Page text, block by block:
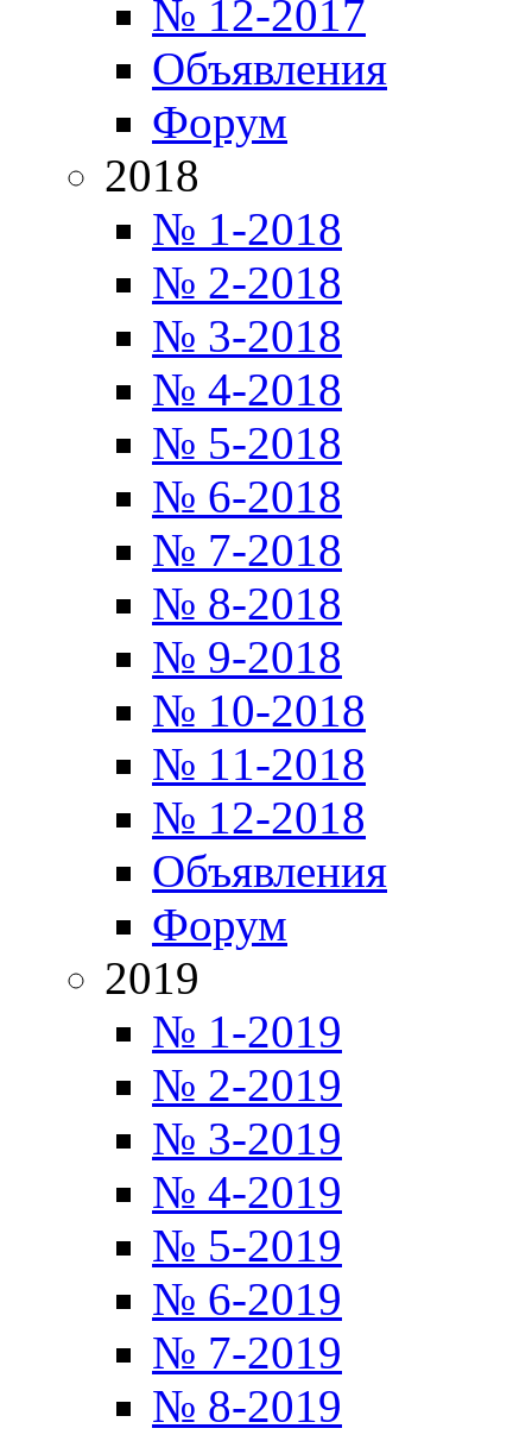
№ 12-2017
Объявления
Форум
2018
№ 1-2018
№ 2-2018
№ 3-2018
№ 4-2018
№ 5-2018
№ 6-2018
№ 7-2018
№ 8-2018
№ 9-2018
№ 10-2018
№ 11-2018
№ 12-2018
Объявления
Форум
2019
№ 1-2019
№ 2-2019
№ 3-2019
№ 4-2019
№ 5-2019
№ 6-2019
№ 7-2019
№ 8-2019